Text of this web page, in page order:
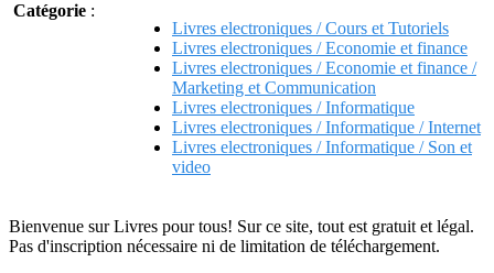
Catégorie :
Livres electroniques / Cours et Tutoriels
Livres electroniques / Economie et finance
Livres electroniques / Economie et finance /
Marketing et Communication
Livres electroniques / Informatique
Livres electroniques / Informatique / Internet
Livres electroniques / Informatique / Son et
video
Bienvenue sur Livres pour tous! Sur ce site, tout est gratuit et légal.
Pas d'inscription nécessaire ni de limitation de téléchargement.